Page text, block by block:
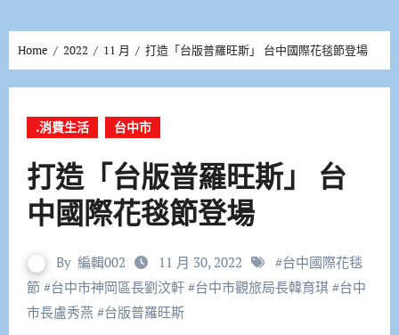
Home 2022 11 月 打造「台版普羅旺斯」 台中國際花毯節登場
.消費生活 台中市
打造「台版普羅旺斯」 台
中國際花毯節登場
By 編輯002 11 月 30, 2022 #台中國際花毯
節#台中市神岡區長劉汶軒#台中市觀旅局長韓育琪#台中
市長盧秀燕#台版普羅旺斯